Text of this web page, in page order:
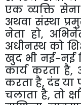
एक व्यक्ति सेना
अथवा संस्था
नेता हो,
अधीनस्थ को
खुद भी नई-नई
कार्य करता है,
करताहै,दंडया
चलाता है, तो